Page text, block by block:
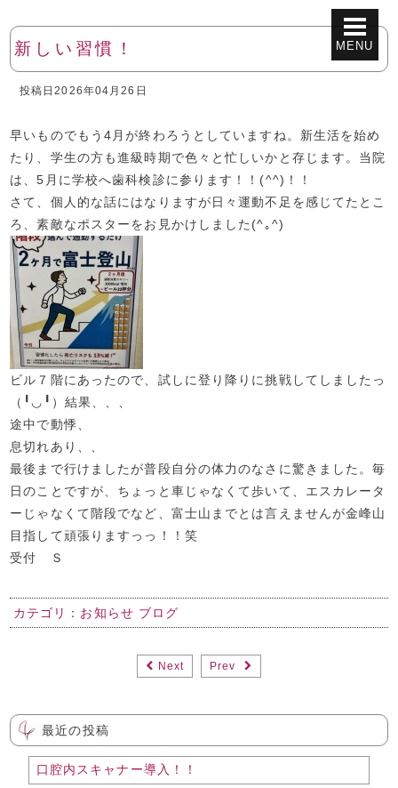
新しい習慣！
投稿日2026年04月26日
早いものでもう4月が終わろうとしていますね。新生活を始め
たり、学生の方も進級時期で色々と忙しいかと存じます。当院
は、5月に学校へ歯科検診に参ります！！(^^)！！
さて、個人的な話にはなりますが日々運動不足を感じてたとこ
ろ、素敵なポスターをお見かけしました(^｡^)
ビル７階にあったので、試しに登り降りに挑戦してしましたっ
（╹◡╹）結果、、、
途中で動悸、
息切れあり、、
最後まで行けましたが普段自分の体力のなさに驚きました。毎
日のことですが、ちょっと車じゃなくて歩いて、エスカレータ
ーじゃなくて階段でなど、富士山までとは言えませんが金峰山
目指して頑張りますっっ！！笑
受付 Ｓ
カテゴリ： お知らせ ブログ
Next Prev
最近の投稿
口腔内スキャナー導入！！
MENU